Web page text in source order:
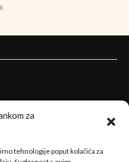
za
tehnologije poput kolačića za